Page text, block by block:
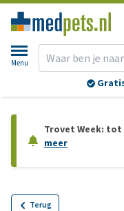
Menu
Trovet Week:
meer
Terug